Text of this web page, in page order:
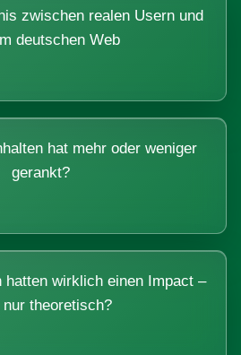
zwischen realen Usern und
deutschen Web
hat mehr oder weniger
gerankt?
hatten wirklich einen Impact –
theoretisch?